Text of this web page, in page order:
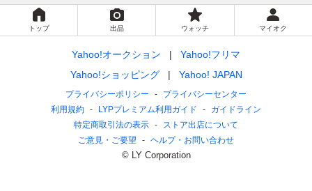
トップ 出品 ウォッチ マイオク
Yahoo!オークション
Yahoo!フリマ
Yahoo!ショッピング
Yahoo! JAPAN
プライバシーポリシー
プライバシーセンター
利用規約
LYPプレミアム利用ガイド
ガイドライン
特定商取引法の表示
ストア出店について
ご意見・ご要望
ヘルプ・お問い合わせ
© LY Corporation